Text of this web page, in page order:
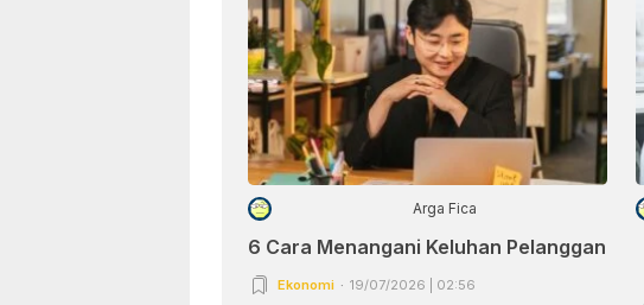
Arga Fica
6 Cara Menangani Keluhan Pelanggan
Ekonomi 19/07/2026 | 02:56